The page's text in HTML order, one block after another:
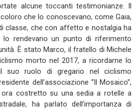
alcune toccanti testimonianze. Il
che lo conoscevano, come Gaia,
classe, che con affetto e nostalgia ha
rendevano un punto di riferimento
È stato Marco, il fratello di Michele
morto nel 2017, a ricordarne lo
suo ruolo di gregario nel ciclismo
dell’associazione “Il Mosaico”,
ora costretto su una sedia a rotelle a
ha parlato dell’importanza di